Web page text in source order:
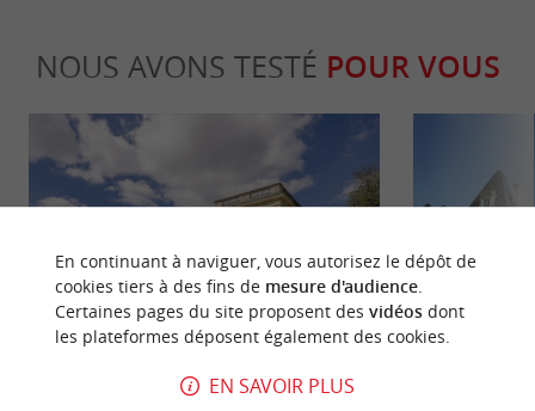
NOUS AVONS TESTÉ POUR VOUS
Château la Chèze, un hôtel-restaurant
3* de prestige aux portes de Bordeaux
Séjours / Weekend
En continuant à naviguer, vous autorisez le dépôt de
cookies tiers à des fins de mesure d'audience.
Certaines pages du site proposent des vidéosdont
les plateformes déposent également des cookies.
EN SAVOIR PLUS